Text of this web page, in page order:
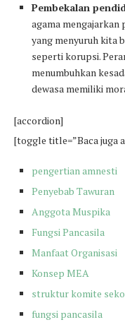
Pembekalan
agama mengajarkan
yang menyuruh kita
seperti korupsi.
menumbuhkan
dewasa memiliki
[accordion]
[toggle title=”Baca juga
pengertian amnesti
Penyebab Tawuran
Anggota Muspika
Fungsi Pancasila
Manfaat Organisasi
Konsep MEA
struktur komite
fungsi pancasila